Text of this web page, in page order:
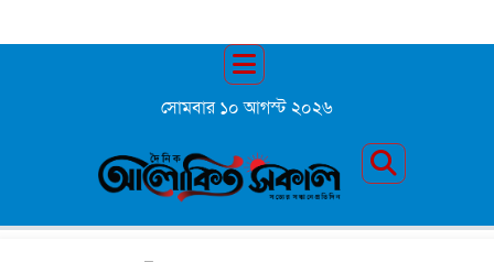
সোমবার ১০ আগস্ট ২০২৬